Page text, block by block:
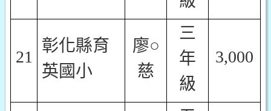
21
彰化縣育
英國小
廖○
慈
三
年
級
3,000